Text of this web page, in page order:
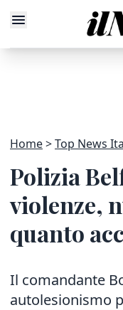
Home Top News
Polizia
violenze,
quanto
Il comandante
autolesionismo